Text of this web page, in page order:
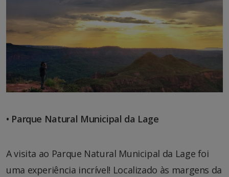
• Parque Natural Municipal da Lage
A visita ao Parque Natural Municipal da Lage foi
uma experiência incrível! Localizado às margens da